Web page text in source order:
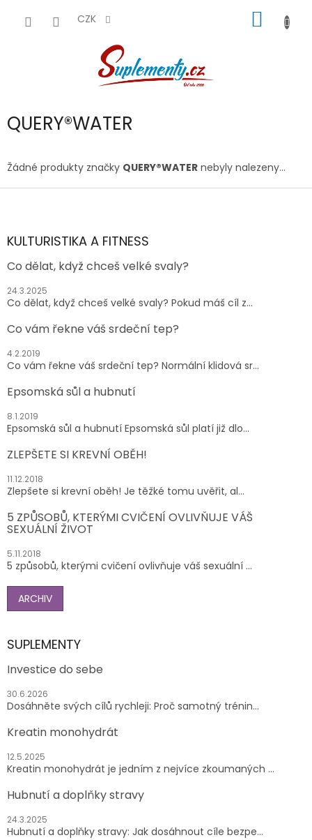
CZK
KOŠÍK
QUERY®WATER
Žádné produkty značky QUERY®WATER nebyly nalezeny...
Z
aKULTURISTIKA A FITNESS
Co dělat, když chceš velké svaly?
24.3.2025
Co dělat, když chceš velké svaly? Pokud máš cíl z...
Co vám řekne váš srdeční tep?
4.2.2019
Co vám řekne váš srdeční tep? Normální klidová sr...
Epsomská sůl a hubnutí
8.1.2019
Epsomská sůl a hubnutí Epsomská sůl platí již dlo...
ZLEPŠETE SI KREVNÍ OBĚH!
11.12.2018
Zlepšete si krevní oběh! Je těžké tomu uvěřit, al...
5 ZPŮSOBŮ, KTERÝMI CVIČENÍ OVLIVŇUJE VÁŠ
SEXUÁLNÍ ŽIVOT
5.11.2018
5 způsobů, kterými cvičení ovlivňuje váš sexuální ...
ARCHIV
SUPLEMENTY
Investice do sebe
30.6.2026
Dosáhněte svých cílů rychleji: Proč samotný trénin...
Kreatin monohydrát
12.5.2025
Kreatin monohydrát je jedním z nejvíce zkoumaných ...
Hubnutí a doplňky stravy
24.3.2025
Hubnutí a doplňky stravy: Jak dosáhnout cíle bezpe...